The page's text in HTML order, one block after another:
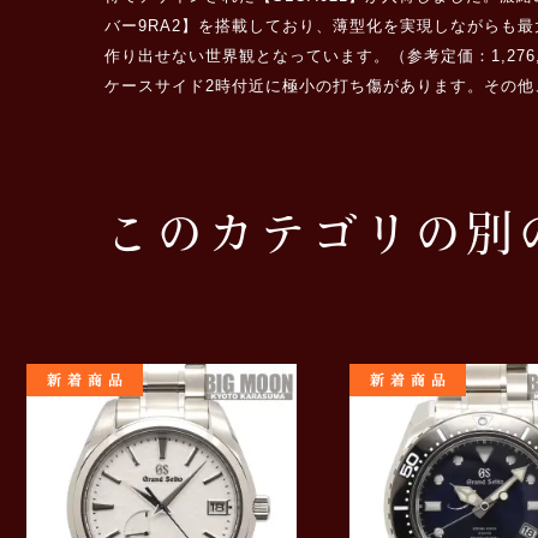
バー9RA2】を搭載しており、薄型化を実現しながらも
作り出せない世界観となっています。（参考定価：
ケースサイド2時付近に極小の打ち傷があります。その
このカテゴリの別
新着商品 新着商品